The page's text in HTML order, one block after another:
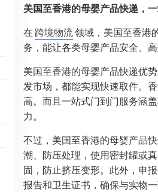
美国至香港的母婴产品快递，
在 跨境物流领域，美国至香港
务，能让各类母婴产品安全、
美国至香港的母婴产品快递优
发市场，都能实现快速取件。
高。而且一站式门到门服务涵
力。
不过，美国至香港的母婴产品
潮、防压处理，使用密封罐或
固，防止挤压变形。此外，申
报告和卫生证书，确保与实物一